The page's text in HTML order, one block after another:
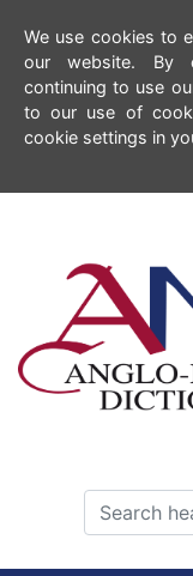
We use cookies to
our website. By
continuing to use
to our use of
cookie settings in